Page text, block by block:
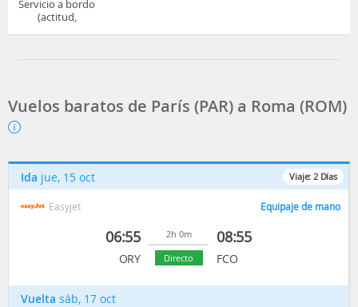
Servicio a bordo
(actitud,
Vuelos baratos de París (PAR) a Roma (ROM)
Viaje: 2 Días
Ida jue, 15 oct
Easyjet Equipaje de mano
06:55
ORY
2h 0m
Directo
08:55
FCO
Vuelta sáb, 17 oct